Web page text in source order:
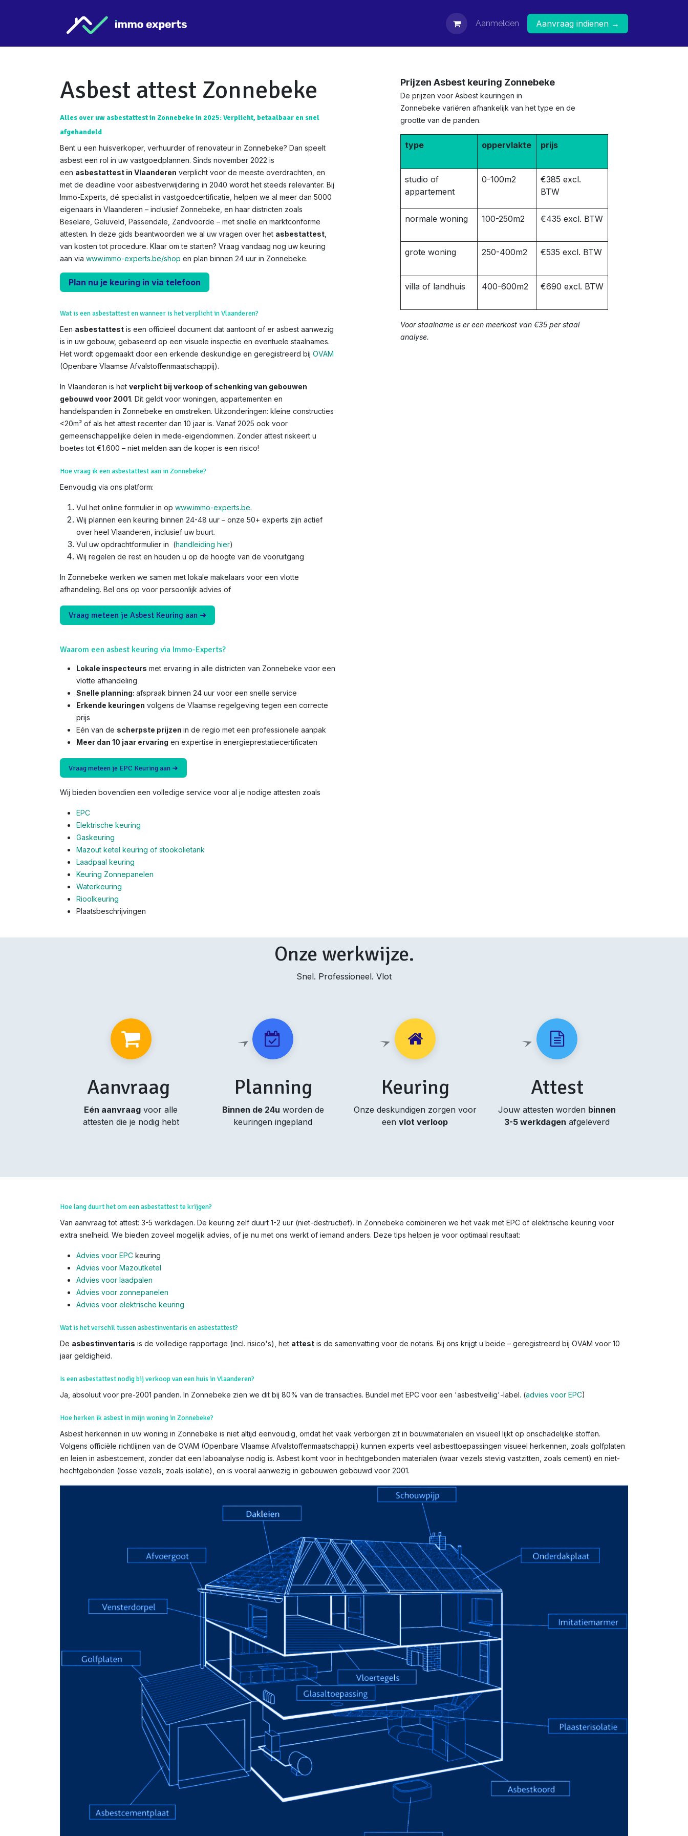
Contact Aanmelden Aanvraag indienen →
Asbest attest Zonnebeke
Alles over uw asbestattest in Zonnebeke in 2025: Verplicht, betaalbaar en snel
afgehandeld
Bent u een huisverkoper, verhuurder of renovateur in Zonnebeke? Dan speelt
asbest een rol in uw vastgoedplannen. Sinds november 2022 is
een asbestattest in Vlaanderen verplicht voor de meeste overdrachten, en
met de deadline voor asbestverwijdering in 2040 wordt het steeds relevanter. Bij
Immo-Experts, dé specialist in vastgoedcertificatie, helpen we al meer dan 5000
eigenaars in Vlaanderen – inclusief Zonnebeke, en haar districten zoals
Beselare, Geluveld, Passendale, Zandvoorde – met snelle en marktconforme
attesten. In deze gids beantwoorden we al uw vragen over het asbestattest
van kosten tot procedure. Klaar om te starten? Vraag vandaag nog uw keuring
aan via www.immo-experts.be/shop en plan binnen 24 uur in Zonnebeke.
Plan nu je keuring in via telefoon
Wat is een asbestattest en wanneer is het verplicht in Vlaanderen?
Een asbestattest is een officieel document dat aantoont of er asbest aanwezig
is in uw gebouw, gebaseerd op een visuele inspectie en eventuele staalnames.
Het wordt opgemaakt door een erkende deskundige en geregistreerd bij OVAM
(Openbare Vlaamse Afvalstoffenmaatschappij).
In Vlaanderen is het verplicht bij verkoop of schenking van gebouwen
gebouwd voor 2001. Dit geldt voor woningen, appartementen en
handelspanden in Zonnebeke en omstreken. Uitzonderingen: kleine constructies
<20m² of als het attest recenter dan 10 jaar is. Vanaf 2025 ook voor
gemeenschappelijke delen in mede-eigendommen. Zonder attest riskeert u
boetes tot €1.600 – niet melden aan de koper is een risico!​
Hoe vraag ik een asbestattest aan in Zonnebeke?
Eenvoudig via ons platform:
Vul het online formulier in op www.immo-experts.be.
Wij plannen een keuring binnen 24-48 uur – onze 50+ experts zijn actief
over heel Vlaanderen, inclusief uw buurt.
Vul uw opdrachtformulier in (handleiding hier)
Wij regelen de rest en houden u op de hoogte van de vooruitgang
In Zonnebeke werken we samen met lokale makelaars voor een vlotte
afhandeling. Bel ons op voor persoonlijk advies of
Vraag meteen je Asbest Keuring aan ➜
Waarom een asbest keuring via Immo-Experts?
Lokale inspecteurs met ervaring in alle districten van Zonnebeke voor een
vlotte afhandeling
Snelle planning: afspraak binnen 24 uur voor een snelle service
Erkende keuringen volgens de Vlaamse regelgeving tegen een correcte
prijs
Eén van de scherpste prijzen in de regio met een professionele aanpak
Meer dan 10 jaar ervaring en expertise in energieprestatiecertificaten
Vraag meteen je EPC Keuring aan ➜
Wij bieden bovendien een volledige service voor al je nodige attesten zoals
EPC
Elektrische keuring
Gaskeuring
Mazout ketel keuring of stookolietank
Laadpaal keuring
Keuring Zonnepanelen
Waterkeuring
Rioolkeuring
Plaatsbeschrijvingen
Prijzen Asbest keuring Zonnebeke
De prijzen voor Asbest keuringen in
Zonnebeke variëren afhankelijk van het type en de
grootte van de panden.
type oppervlakte prijs
studio of
appartement
0-100m2
€385 excl.
BTW
normale woning 100-250m2 €435 excl. BTW
grote woning 250-400m2 €535 excl. BTW
villa of landhuis 400-600m2 €690 excl. BTW
Voor staalname is er een meerkost van €35 per staal
analyse.
Onze werkwijze.
Snel. Professioneel. Vlot
Aanvraag
Eén aanvraag voor alle
attesten die je nodig hebt
Planning
Binnen de 24u worden de
keuringen ingepland
Keuring
Onze deskundigen zorgen voor
eenvlot verloop
Attest
Jouw attesten worden binnen
3-5 werkdagen afgeleverd
Hoe lang duurt het om een asbestattest te krijgen?
Van aanvraag tot attest: 3-5 werkdagen. De keuring zelf duurt 1-2 uur (niet-destructief). In Zonnebeke combineren we het vaak met EPC of elektrische keuring voor
extra snelheid. We bieden zoveel mogelijk advies, of je nu met ons werkt of iemand anders. Deze tips helpen je voor optimaal resultaat:
Advies voor EPC keuring
Advies voor Mazoutketel
Advies voor laadpalen
Advies voor zonnepanelen
Advies voor elektrische keuring
Wat is het verschil tussen asbestinventaris en asbestattest?
De asbestinventaris is de volledige rapportage (incl. risico's), het attest is de samenvatting voor de notaris. Bij ons krijgt u beide – geregistreerd bij OVAM voor 10
jaar geldigheid.
Is een asbestattest nodig bij verkoop van een huis in Vlaanderen?
Ja, absoluut voor pre-2001 panden. In Zonnebeke zien we dit bij 80% van de transacties. Bundel met EPC voor een 'asbestveilig'-label. (advies voor EPC)
Hoe herken ik asbest in mijn woning in Zonnebeke?
Asbest herkennen in uw woning in Zonnebeke is niet altijd eenvoudig, omdat het vaak verborgen zit in bouwmaterialen en visueel lijkt op onschadelijke stoffen.
Volgens officiële richtlijnen van de OVAM (Openbare Vlaamse Afvalstoffenmaatschappij) kunnen experts veel asbesttoepassingen visueel herkennen, zoals golfplaten
en leien in asbestcement, zonder dat een laboanalyse nodig is. Asbest komt voor in hechtgebonden materialen (waar vezels stevig vastzitten, zoals cement) en niet-
hechtgebonden (losse vezels, zoals isolatie), en is vooral aanwezig in gebouwen gebouwd voor 2001.